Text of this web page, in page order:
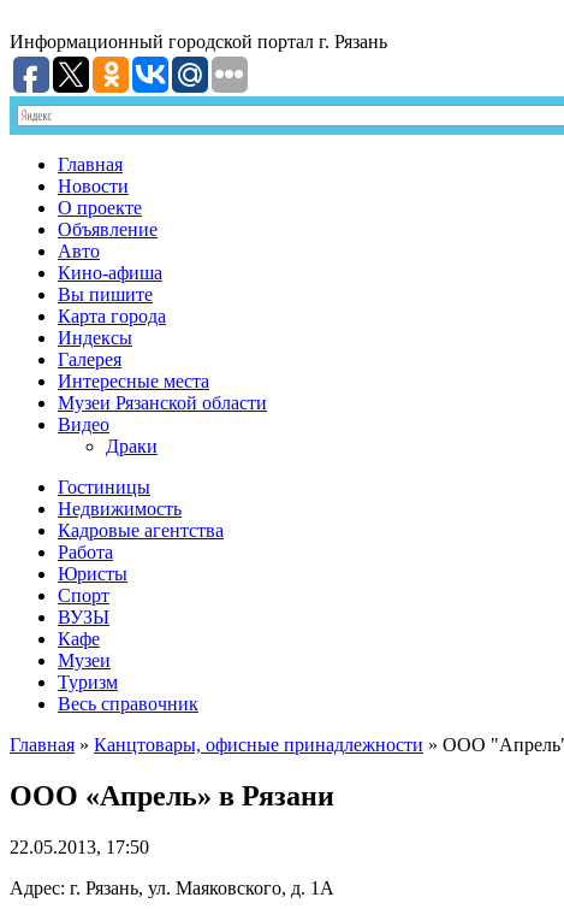
Информационный городской портал г. Рязань
Главная
Новости
О проекте
Объявление
Авто
Кино-афиша
Вы пишите
Карта города
Индексы
Галерея
Интересные места
Музеи Рязанской области
Видео
Драки
Гостиницы
Недвижимость
Кадровые агентства
Работа
Юристы
Спорт
ВУЗЫ
Кафе
Музеи
Туризм
Весь справочник
Главная » Канцтовары, офисные принадлежности » ООО "Апрель"
ООО «Апрель» в Рязани
22.05.2013, 17:50
Адрес: г. Рязань, ул. Маяковского, д. 1А